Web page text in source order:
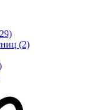
(2)